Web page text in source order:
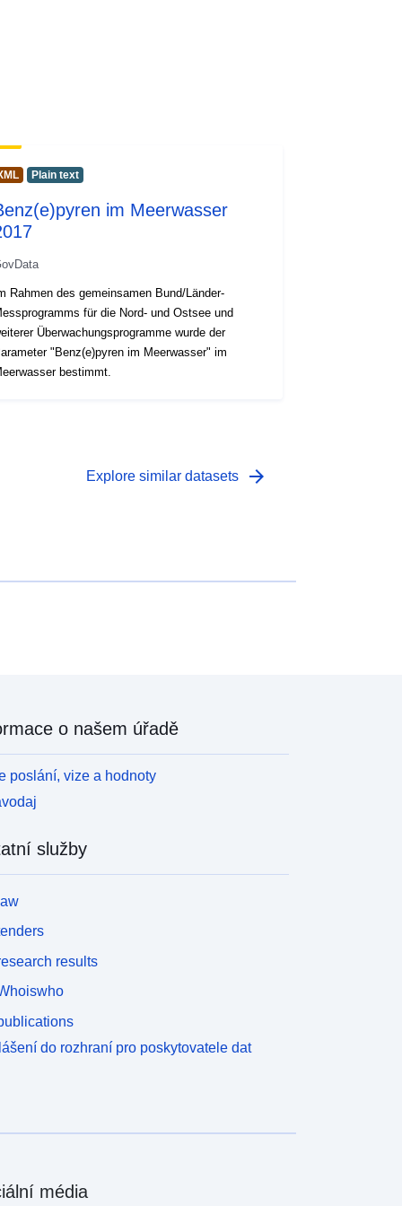
Plain text
im Meerwasser
Rahmen des gemeinsamen Bund/Länder-
für die Nord- und Ostsee und
Überwachungsprogramme wurde der
"Benz(e)pyren im Meerwasser" im
bestimmt.
Explore similar datasets arrow_forward
o našem úřadě
poslání, vize a hodnoty
služby
results
do rozhraní pro poskytovatele dat
média